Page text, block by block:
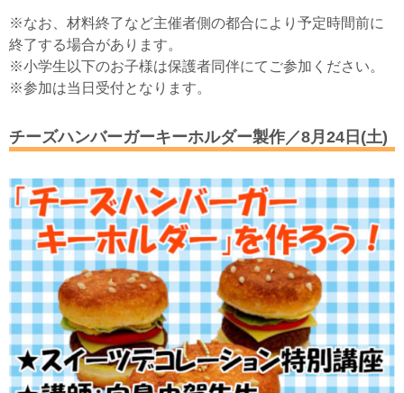
※なお、材料終了など主催者側の都合により予定時間前に
終了する場合があります。
※小学生以下のお子様は保護者同伴にてご参加ください。
※参加は当日受付となります。
チーズハンバーガーキーホルダー製作／8月24日(土)